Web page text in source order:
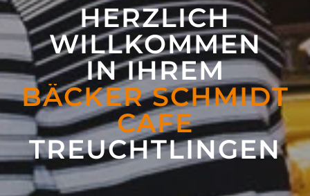
HERZLICH
WILLKOMMEN
IN IHREM
BÄCKER SCHMIDT
CAFE
TREUCHT­LINGEN